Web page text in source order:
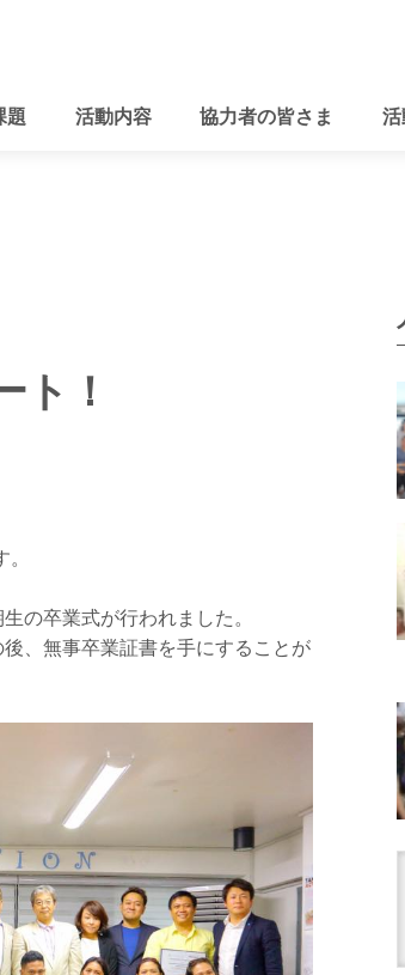
題 活動内容 協力者の皆さま 活
ト！
の卒業式が行われました。
、無事卒業証書を手にすることが